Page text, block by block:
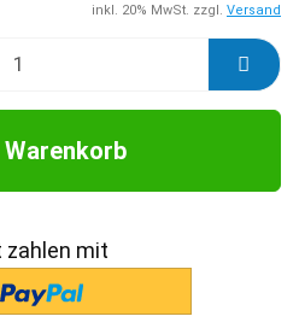
inkl. 20% MwSt. zzgl. Versand
Warenkorb
zahlen mit